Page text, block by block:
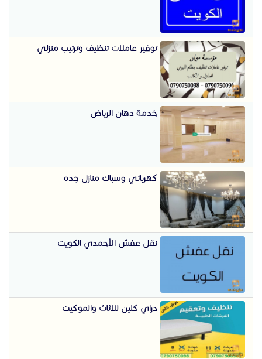
توفير عاملات تنظيف وترتيب منزلي
خدمة دهان الرياض
كهربائي وسباك منازل جده
نقل عفش الأحمدي الكويت
دراي كلين للاثاث والموكيت